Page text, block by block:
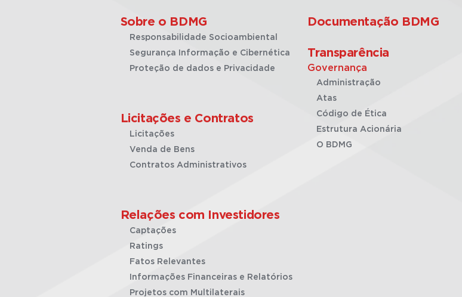
Sobre o BDMG
Responsabilidade Socioambiental
Segurança Informação e Cibernética
Proteção de dados e Privacidade
Licitações e Contratos
Licitações
Venda de Bens
Contratos Administrativos
Relações com Investidores
Captações
Ratings
Fatos Relevantes
Informações Financeiras e Relatórios
Projetos com Multilaterais
Documentação BDMG
Transparência
Governança
Administração
Atas
Código de Ética
Estrutura Acionária
O BDMG